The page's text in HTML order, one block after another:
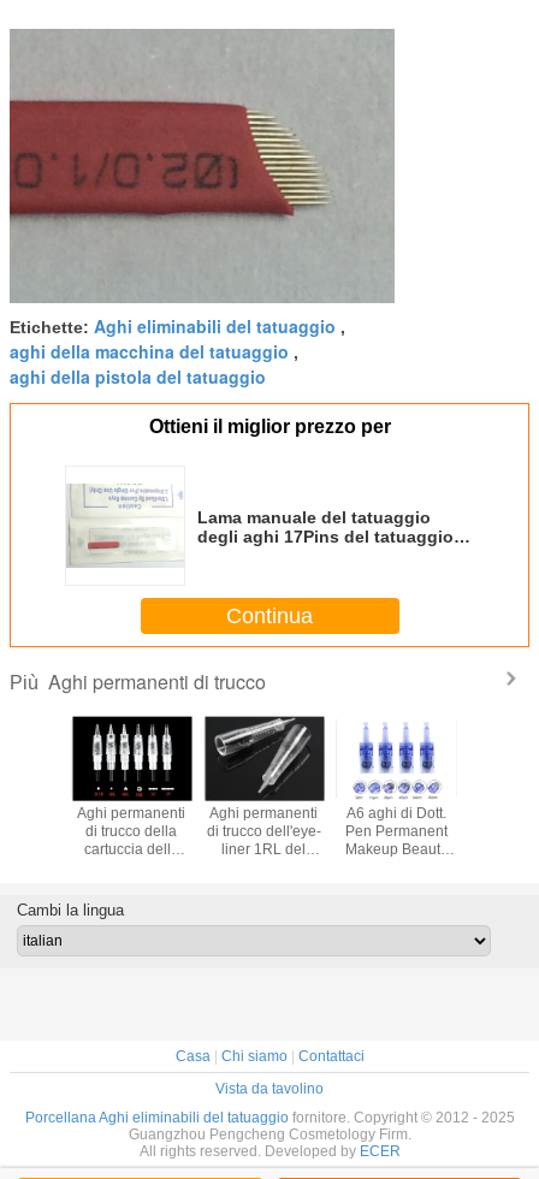
Etichette: Aghi eliminabili del tatuaggio ,
aghi della macchina del tatuaggio ,
aghi della pistola del tatuaggio
Ottieni il miglior prezzo per
Lama manuale del tatuaggio
degli aghi 17Pins del tatuaggio di
Continua
Più Aghi permanenti di trucco
Aghi permanenti
di trucco della
cartuccia della
Aghi permanenti
di trucco dell'eye-
liner 1RL del
A6 aghi di Dott.
Pen Permanent
Makeup Beauty
Cambi la lingua
Casa| Chi siamo| Contattaci
Vista da tavolino
Porcellana Aghi eliminabili del tatuaggiofornitore. Copyright © 2012 - 2025
Guangzhou Pengcheng Cosmetology Firm.
All rights reserved. Developed by ECER